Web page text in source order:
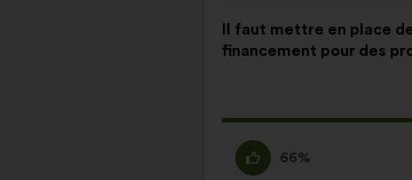
van
het
Il faut mettre en place
financement pour des
de
volgende
Mee
eens
66%
Dit
voorstel